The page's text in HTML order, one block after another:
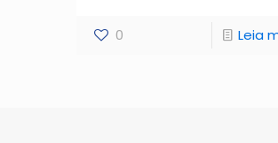
0 Leia